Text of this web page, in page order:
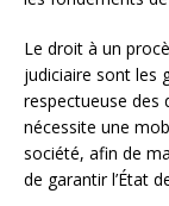
Le droit à un
judiciaire sont les
respectueuse des
nécessite une
société, afin de
de garantir l’État